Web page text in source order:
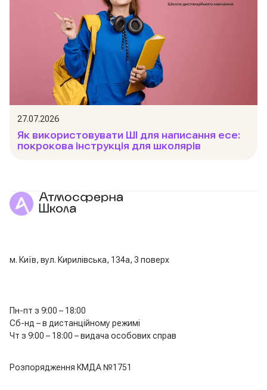
27.07.2026
Як використовувати ШІ для написання есе:
покрокова інструкція для школярів
м. Київ, вул. Кирилівська, 134а, 3 поверх
Пн-пт з 9:00 – 18:00
Сб-нд – в дистанційному режимі
Чт з 9:00 – 18:00 – видача особових справ
Розпорядження КМДА №1751